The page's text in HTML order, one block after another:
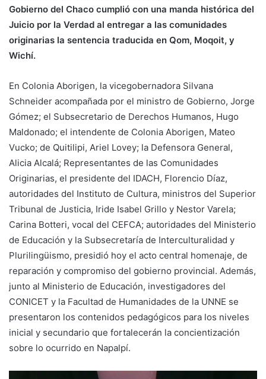
Gobierno del Chaco cumplió con una manda histórica del
Juicio por la Verdad al entregar a las comunidades
originarias la sentencia traducida en Qom, Moqoit, y
Wichí.
En Colonia Aborigen, la vicegobernadora Silvana
Schneider acompañada por el ministro de Gobierno, Jorge
Gómez; el Subsecretario de Derechos Humanos, Hugo
Maldonado; el intendente de Colonia Aborigen, Mateo
Vucko; de Quitilipi, Ariel Lovey; la Defensora General,
Alicia Alcalá; Representantes de las Comunidades
Originarias, el presidente del IDACH, Florencio Díaz,
autoridades del Instituto de Cultura, ministros del Superior
Tribunal de Justicia, Iride Isabel Grillo y Nestor Varela;
Carina Botteri, vocal del CEFCA; autoridades del Ministerio
de Educación y la Subsecretaría de Interculturalidad y
Plurilingüismo, presidió hoy el acto central homenaje, de
reparación y compromiso del gobierno provincial. Además,
junto al Ministerio de Educación, investigadores del
CONICET y la Facultad de Humanidades de la UNNE se
presentaron los contenidos pedagógicos para los niveles
inicial y secundario que fortalecerán la concientización
sobre lo ocurrido en Napalpí.